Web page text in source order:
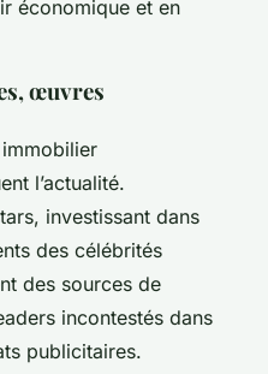
économique et en
œuvres
l’actualité.
investissant dans
des célébrités
des sources de
incontestés dans
publicitaires.